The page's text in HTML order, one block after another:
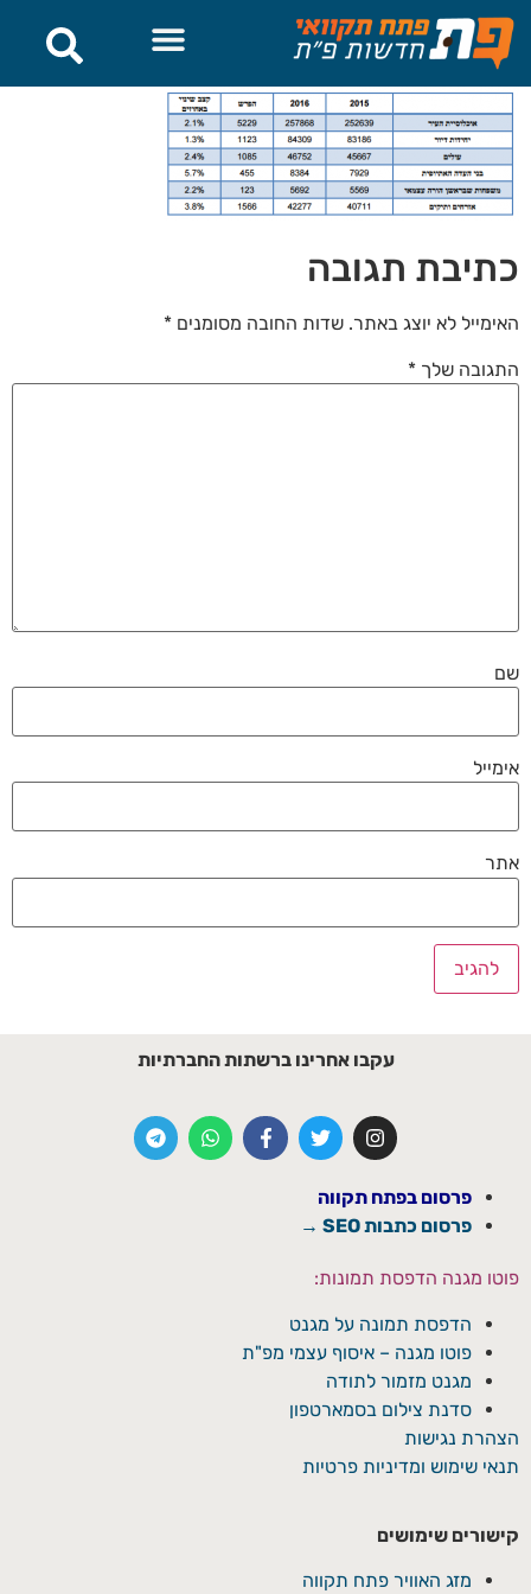
לתוכן
כתיבת תגובה
האימייל לא יוצג באתר. שדות החובה מסומנים *
התגובה שלך *
שם
אימייל
אתר
עקבו אחרינו ברשתות החברתיות
פרסום בפתח תקווה
פרסום כתבות SEO →
פוטו מגנה הדפסת תמונות:
הדפסת תמונה על מגנט
פוטו מגנה – איסוף עצמי מפ"ת
מגנט מזמור לתודה
סדנת צילום בסמארטפון
הצהרת נגישות
תנאי שימוש ומדיניות פרטיות
קישורים שימושים
מזג האוויר פתח תקווה